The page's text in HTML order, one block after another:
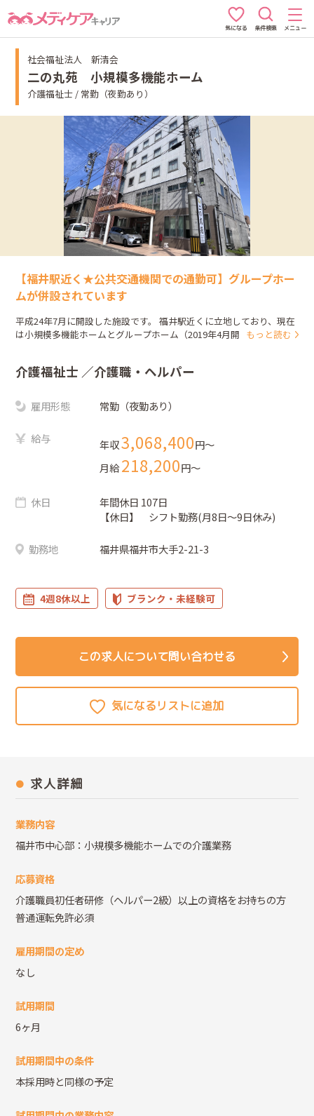
気になる 条件検索 メニュー
社会福祉法人 新清会
二の丸苑 小規模多機能ホーム
介護福祉士 / 常勤（夜勤あり）
【福井駅近く★公共交通機関での通勤可】グループホー
ムが併設されています
平成24年7月に開設した施設です。 福井駅近くに立地しており、現在
は小規模多機能ホームとグループホーム（2019年4月開設）のサー...
もっと読む
介護福祉士 ／介護職・ヘルパー
雇用形態 常勤（夜勤あり）
給与 年収3,068,400円〜
月給218,200円〜
休日
年間休日 107日
【休日】 シフト勤務(月8日～9日休み)
勤務地 福井県福井市大手2-21-3
4週8休以上 ブランク・未経験可
この求人について問い合わせる
求人詳細
業務内容
福井市中心部：小規模多機能ホームでの介護業務
応募資格
介護職員初任者研修（ヘルパー2級）以上の資格をお持ちの方
普通運転免許必須
雇用期間の定め
なし
試用期間
6ヶ月
試用期間中の条件
本採用時と同様の予定